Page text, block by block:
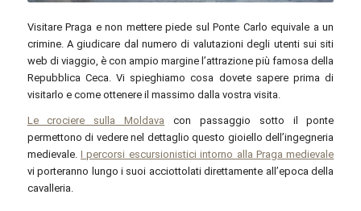
Visitare Praga e non mettere piede sul Ponte Carlo equivale a un
crimine. A giudicare dal numero di valutazioni degli utenti sui siti
web di viaggio, è con ampio margine l’attrazione più famosa della
Repubblica Ceca. Vi spieghiamo cosa dovete sapere prima di
visitarlo e come ottenere il massimo dalla vostra visita.
Le crociere sulla Moldava con passaggio sotto il ponte
permettono di vedere nel dettaglio questo gioiello dell’ingegneria
medievale. I percorsi escursionistici intorno alla Praga medievale
vi porteranno lungo i suoi acciottolati direttamente all’epoca della
cavalleria.